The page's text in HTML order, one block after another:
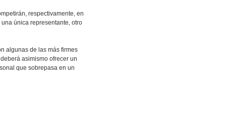
respectivamente, en
única representante, otro
algunas de las más firmes
asimismo ofrecer un
que sobrepasa en un